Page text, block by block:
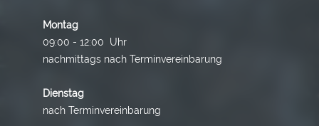
Montag
09:00 - 12:00 Uhr
nachmittags nach Terminvereinbarung
Dienstag
nach Terminvereinbarung